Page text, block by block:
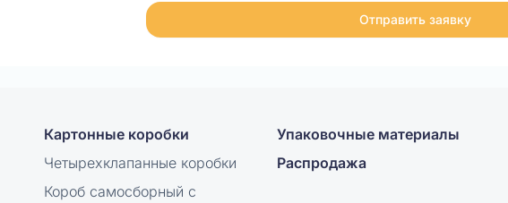
Отправить заявку
Картонные коробки
Четырехклапанные коробки
Короб самосборный с
Упаковочные материалы
Распродажа